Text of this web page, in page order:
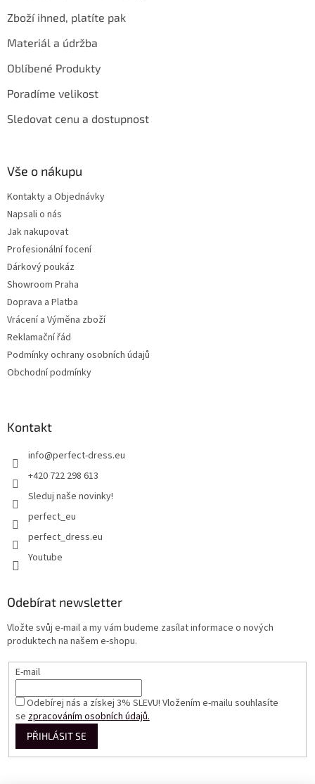
Zboží ihned, platíte pak
Materiál a údržba
Oblíbené Produkty
Poradíme velikost
Sledovat cenu a dostupnost
Vše o nákupu
Kontakty a Objednávky
Napsali o nás
Jak nakupovat
Profesionální focení
Dárkový poukáz
Showroom Praha
Doprava a Platba
Vrácení a Výměna zboží
Reklamační řád
Podmínky ochrany osobních údajů
Obchodní podmínky
Kontakt
info@perfect-dress.eu
+420 722 298 613
Sleduj naše novinky!
perfect_eu
perfect_dress.eu
Youtube
Odebírat newsletter
Vložte svůj e-mail a my vám budeme zasílat informace o nových
produktech na našem e-shopu.
E-mail
Odebírej nás a získej 3% SLEVU! Vložením e-mailu souhlasíte
sezpracováním osobních údajů.
PŘIHLÁSIT SE